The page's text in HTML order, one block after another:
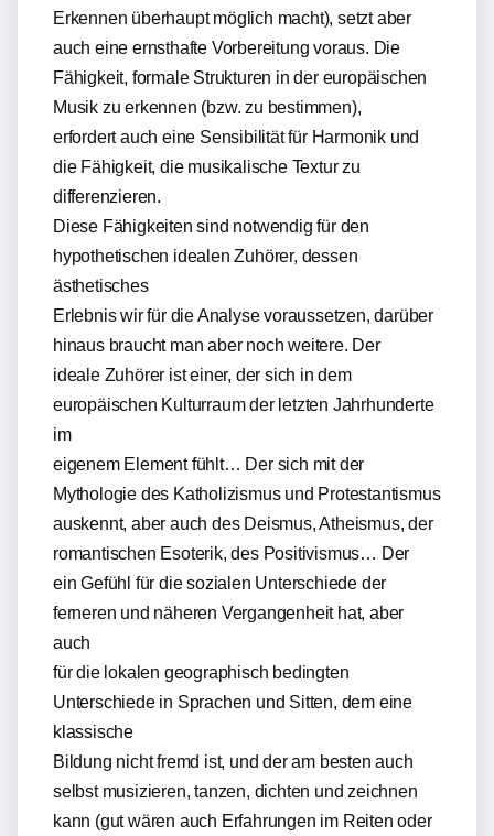
Erkennen überhaupt möglich macht), setzt aber
auch eine ernsthafte Vorbereitung voraus. Die
Fähigkeit, formale Strukturen in der europäischen
Musik zu erkennen (bzw. zu bestimmen),
erfordert auch eine Sensibilität für Harmonik und
die Fähigkeit, die musikalische Textur zu
differenzieren.
Diese Fähigkeiten sind notwendig für den
hypothetischen idealen Zuhörer, dessen
ästhetisches
Erlebnis wir für die Analyse voraussetzen, darüber
hinaus braucht man aber noch weitere. Der
ideale Zuhörer ist einer, der sich in dem
europäischen Kulturraum der letzten Jahrhunderte
im
eigenem Element fühlt… Der sich mit der
Mythologie des Katholizismus und Protestantismus
auskennt, aber auch des Deismus, Atheismus, der
romantischen Esoterik, des Positivismus… Der
ein Gefühl für die sozialen Unterschiede der
ferneren und näheren Vergangenheit hat, aber
auch
für die lokalen geographisch bedingten
Unterschiede in Sprachen und Sitten, dem eine
klassische
Bildung nicht fremd ist, und der am besten auch
selbst musizieren, tanzen, dichten und zeichnen
kann (gut wären auch Erfahrungen im Reiten oder